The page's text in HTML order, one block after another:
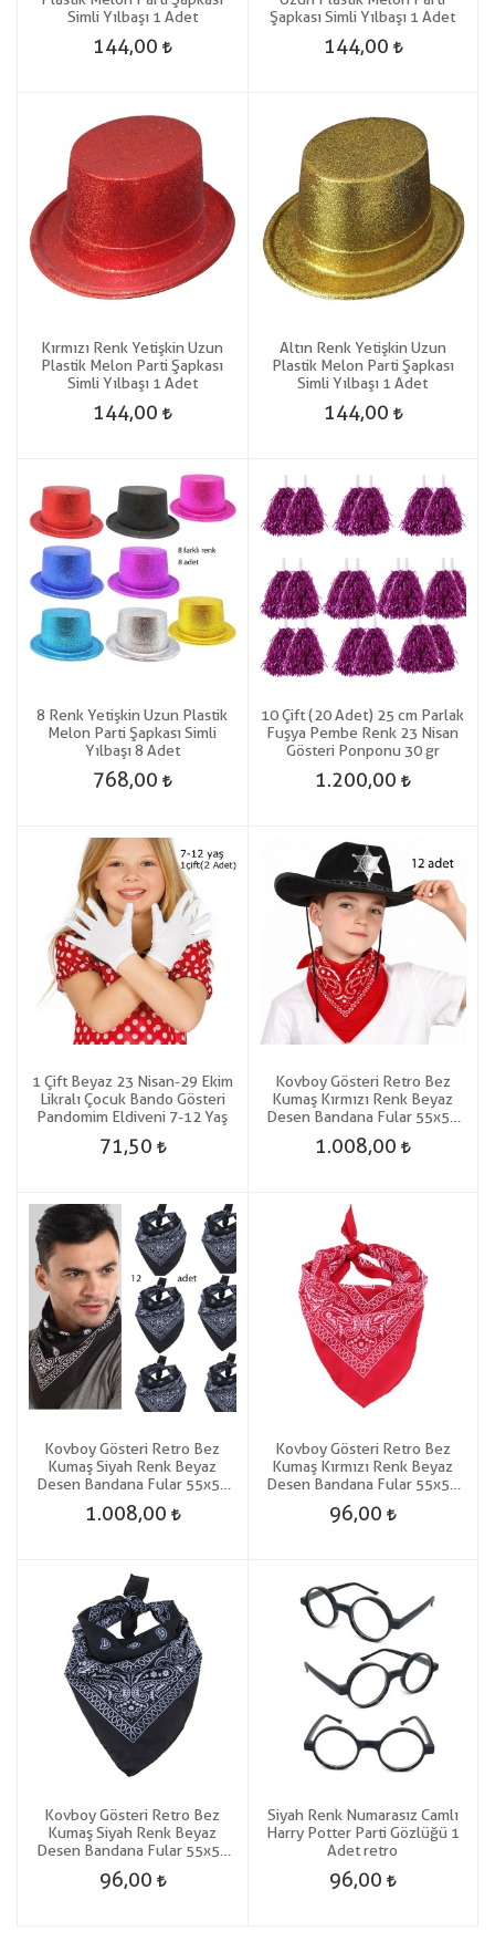
Simli Yılbaşı 1 Adet
144,00
Şapkası Simli Yılbaşı 1 Adet
144,00
Kırmızı Renk Yetişkin Uzun
Plastik Melon Parti Şapkası
Simli Yılbaşı 1 Adet
144,00
Altın Renk Yetişkin Uzun
Plastik Melon Parti Şapkası
Simli Yılbaşı 1 Adet
144,00
8 Renk Yetişkin Uzun Plastik
Melon Parti Şapkası Simli
Yılbaşı 8 Adet
768,00
10 Çift (20 Adet) 25 cm Parlak
Fuşya Pembe Renk 23 Nisan
Gösteri Ponponu 30 gr
1.200,00
1 Çift Beyaz 23 Nisan-29 Ekim
Likralı Çocuk Bando Gösteri
Pandomim Eldiveni 7-12 Yaş
71,50
Kovboy Gösteri Retro Bez
Kumaş Kırmızı Renk Beyaz
Desen Bandana Fular 55x55
cm 12 Adet
1.008,00
Kovboy Gösteri Retro Bez
Kumaş Siyah Renk Beyaz
Desen Bandana Fular 55x55
cm 12 Adet
1.008,00
Kovboy Gösteri Retro Bez
Kumaş Kırmızı Renk Beyaz
Desen Bandana Fular 55x55
96,00
Kovboy Gösteri Retro Bez
Kumaş Siyah Renk Beyaz
Desen Bandana Fular 55x55
96,00
Siyah Renk Numarasız Camlı
Harry Potter Parti Gözlüğü 1
Adet retro
96,00